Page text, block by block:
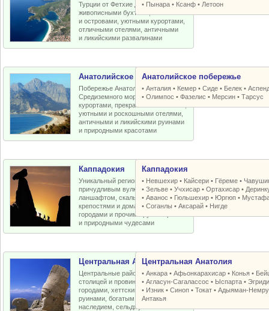
Турции от Фетхие до Кемера с
живописными бухтами, пляжами
и островами, уютными курортами,
отличными отелями, античными
и ликийскими развалинами
• Пынара • Ксанф • Летоон
Анатолийское побережье
Побережье Анатолийской бухты
Средиземного моря с отличными
курортами, прекрасными пляжами,
уютными и роскошными отелями,
античными и ликийскими руинами
и природными красотами
Анатолийское побережье
•Анталия • Кемер •Сиде • Белек •
•Олимпос •Фазелис • Мерсин •Тарсус
Каппадокия
Уникальный регион Турции с
причудливым вулканическим
ланшафтом, скальными церквями,
крепостями и домами, пещерными
городами и прочими рукотворными
и природными чудесами
Каппадокия
• Невшехир • Кайсери • Гёреме •
•Зельве •Учхисар •Ортахисар •
•Аванос • Гюльшехир • Юргюп •
•Соганлы •Аксарай • Нигде
Центральная Анатолия
Центральные районы Турции со
столицей и провинциальными
городами, хеттскими и античными
руинами, богатым византийским
наследием, сельджукскими и
Центральная Анатолия
•Анкара •Афьонкарахисар • Конья •
•Агласун-Сагалассос • Ыспарта •
• Изник •Синоп •Токат •Адыяман-
Антакья